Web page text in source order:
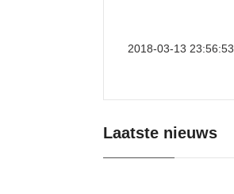
2018-03-13 23:56:53
Laatste nieuws